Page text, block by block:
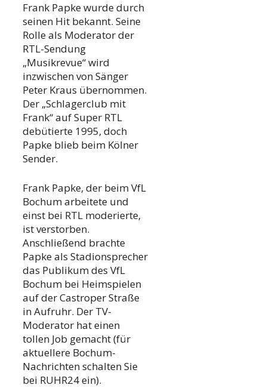
Frank Papke wurde durch
seinen Hit bekannt. Seine
Rolle als Moderator der
RTL-Sendung
„Musikrevue“ wird
inzwischen von Sänger
Peter Kraus übernommen.
Der „Schlagerclub mit
Frank“ auf Super RTL
debütierte 1995, doch
Papke blieb beim Kölner
Sender.
Frank Papke, der beim VfL
Bochum arbeitete und
einst bei RTL moderierte,
ist verstorben.
Anschließend brachte
Papke als Stadionsprecher
das Publikum des VfL
Bochum bei Heimspielen
auf der Castroper Straße
in Aufruhr. Der TV-
Moderator hat einen
tollen Job gemacht (für
aktuellere Bochum-
Nachrichten schalten Sie
bei RUHR24 ein).